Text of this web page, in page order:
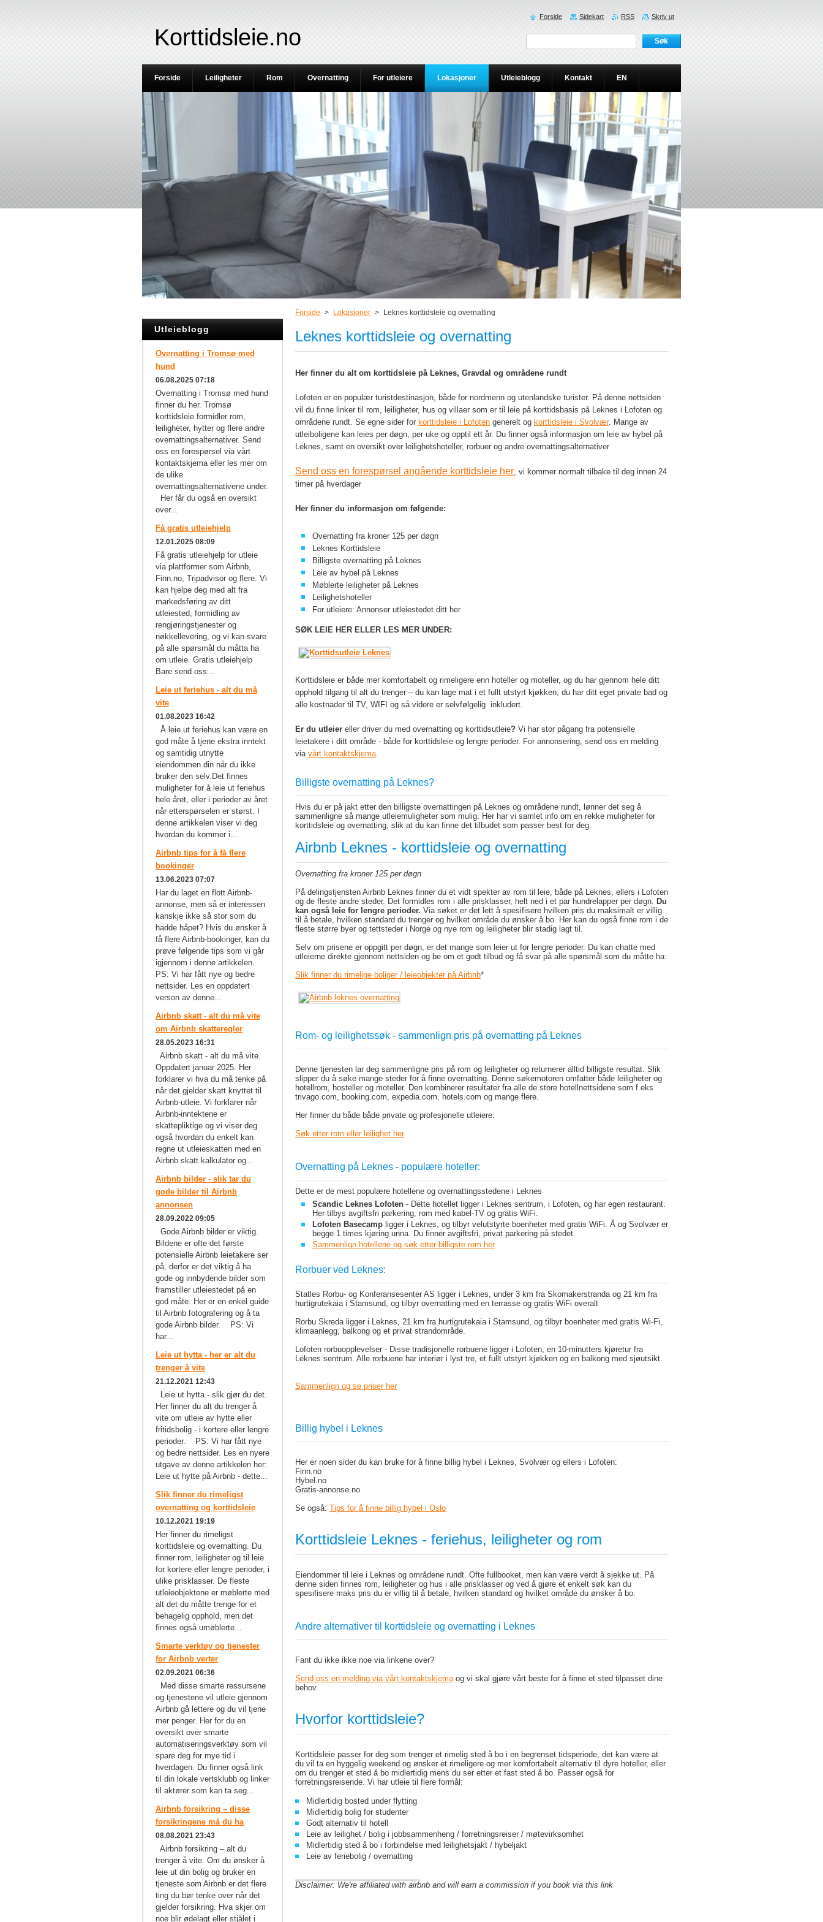
Korttidsleie.no
Forside > Lokasjoner > Leknes korttidsleie og overnatting
Leknes korttidsleie og overnatting
Her finner du alt om korttidsleie på Leknes, Gravdal og områdene rundt
Lofoten er en populær turistdestinasjon, både for nordmenn og utenlandske turister. På denne nettsiden
vil du finne linker til rom, leiligheter, hus og villaer som er til leie på korttidsbasis på Leknes i Lofoten og
områdene rundt. Se egne sider for korttidsleie i Lofoten generelt og korttidsleie i Svolvær. Mange av
utleiboligene kan leies per døgn, per uke og opptil ett år. Du finner også informasjon om leie av hybel på
Leknes, samt en oversikt over leilighetshoteller, rorbuer og andre overnattingsalternativer
Send oss en forespørsel angående korttidsleie her, vi kommer normalt tilbake til deg innen 24
timer på hverdager
Her finner du informasjon om følgende:
Overnatting fra kroner 125 per døgn
Leknes Korttidsleie
Billigste overnatting på Leknes
Leie av hybel på Leknes
Møblerte leiligheter på Leknes
Leilighetshoteller
For utleiere: Annonser utleiestedet ditt her
SØK LEIE HER ELLER LES MER UNDER:
Korttidsleie er både mer komfortabelt og rimeligere enn hoteller og moteller, og du har gjennom hele ditt
opphold tilgang til alt du trenger – du kan lage mat i et fullt utstyrt kjøkken, du har ditt eget private bad og
alle kostnader til TV, WIFI og så videre er selvfølgelig inkludert.
Er du utleier eller driver du med overnatting og korttidsutleie? Vi har stor pågang fra potensielle
leietakere i ditt område - både for korttidsleie og lengre perioder. For annonsering, send oss en melding
via vårt kontaktskjema.
Billigste overnatting på Leknes?
Hvis du er på jakt etter den billigste overnattingen på Leknes og områdene rundt, lønner det seg å
sammenligne så mange utleiemuligheter som mulig. Her har vi samlet info om en rekke muligheter for
korttidsleie og overnatting, slik at du kan finne det tilbudet som passer best for deg.
Airbnb Leknes - korttidsleie og overnatting
Overnatting fra kroner 125 per døgn
På delingstjensten Airbnb Leknes finner du et vidt spekter av rom til leie, både på Leknes, ellers i Lofoten
og de fleste andre steder. Det formidles rom i alle prisklasser, helt ned i et par hundrelapper per døgn. Du
kan også leie for lengre perioder. Via søket er det lett å spesifisere hvilken pris du maksimalt er villig
til å betale, hvilken standard du trenger og hvilket område du ønsker å bo. Her kan du også finne rom i de
fleste større byer og tettsteder i Norge og nye rom og leiligheter blir stadig lagt til.
Selv om prisene er oppgitt per døgn, er det mange som leier ut for lengre perioder. Du kan chatte med
utleierne direkte gjennom nettsiden og be om et godt tilbud og få svar på alle spørsmål som du måtte ha:
Slik finner du rimelige boliger / leieobjekter på Airbnb*
Rom- og leilighetssøk - sammenlign pris på overnatting på Leknes
Denne tjenesten lar deg sammenligne pris på rom og leiligheter og returnerer alltid billigste resultat. Slik
slipper du å søke mange steder for å finne overnatting. Denne søkemotoren omfatter både leiligheter og
hotellrom, hosteller og moteller. Den kombinerer resultater fra alle de store hotellnettsidene som f.eks
trivago.com, booking.com, expedia.com, hotels.com og mange flere.
Her finner du både både private og profesjonelle utleiere:
Søk etter rom eller leilighet her
Overnatting på Leknes - populære hoteller:
Dette er de mest populære hotellene og overnattingsstedene i Leknes
Scandic Leknes Lofoten - Dette hotellet ligger i Leknes sentrum, i Lofoten, og har egen restaurant.
Her tilbys avgiftsfri parkering, rom med kabel-TV og gratis WiFi.
Lofoten Basecamp ligger i Leknes, og tilbyr velutstyrte boenheter med gratis WiFi. Å og Svolvær er
begge 1 times kjøring unna. Du finner avgiftsfri, privat parkering på stedet.
Sammenlign hotellene og søk etter billigste rom her
Rorbuer ved Leknes:
Statles Rorbu- og Konferansesenter AS ligger i Leknes, under 3 km fra Skomakerstranda og 21 km fra
hurtigrutekaia i Stamsund, og tilbyr overnatting med en terrasse og gratis WiFi overalt
Rorbu Skreda ligger i Leknes, 21 km fra hurtigrutekaia i Stamsund, og tilbyr boenheter med gratis Wi-Fi,
klimaanlegg, balkong og et privat strandområde.
Lofoten rorbuopplevelser - Disse tradisjonelle rorbuene ligger i Lofoten, en 10-minutters kjøretur fra
Leknes sentrum. Alle rorbuene har interiør i lyst tre, et fullt utstyrt kjøkken og en balkong med sjøutsikt.
Sammenlign og se priser her
Billig hybel i Leknes
Her er noen sider du kan bruke for å finne billig hybel i Leknes, Svolvær og ellers i Lofoten:
Finn.no
Hybel.no
Gratis-annonse.no
Se også: Tips for å finne billig hybel i Oslo
Korttidsleie Leknes - feriehus, leiligheter og rom
Eiendommer til leie i Leknes og områdene rundt. Ofte fullbooket, men kan være verdt å sjekke ut. På
denne siden finnes rom, leiligheter og hus i alle prisklasser og ved å gjøre et enkelt søk kan du
spesifisere maks pris du er villig til å betale, hvilken standard og hvilket område du ønsker å bo.
Andre alternativer til korttidsleie og overnatting i Leknes
Fant du ikke ikke noe via linkene over?
Send oss en melding via vårt kontaktskjemaog vi skal gjøre vårt beste for å finne et sted tilpasset dine
behov.
Hvorfor korttidsleie?
Korttidsleie passer for deg som trenger et rimelig sted å bo i en begrenset tidsperiode, det kan være at
du vil ta en hyggelig weekend og ønsker et rimeligere og mer komfortabelt alternativ til dyre hoteller, eller
om du trenger et sted å bo midlertidig mens du ser etter et fast sted å bo. Passer også for
forretningsreisende. Vi har utleie til flere formål:
Midlertidig bosted under flytting
Midlertidig bolig for studenter
Godt alternativ til hotell
Leie av leilighet / bolig i jobbsammenheng / forretningsreiser / møtevirksomhet
Midlertidig sted å bo i forbindelse med leilighetsjakt / hybeljakt
Leie av feriebolig / overnatting
Disclaimer: We're affiliated with airbnb and will earn a commission if you book via this link
Utleieblogg
Overnatting i Tromsø med
hund
06.08.2025 07:18
Overnatting i Tromsø med hund
finner du her. Tromsø
korttidsleie formidler rom,
leiligheter, hytter og flere andre
overnattingsalternativer. Send
oss en forespørsel via vårt
kontaktskjema eller les mer om
de ulike
overnattingsalternativene under.
Her får du også en oversikt
over...
Få gratis utleiehjelp
12.01.2025 08:09
Få gratis utleiehjelp for utleie
via plattformer som Airbnb,
Finn.no, Tripadvisor og flere. Vi
kan hjelpe deg med alt fra
markedsføring av ditt
utleiested, formidling av
rengjøringstjenester og
nøkkellevering, og vi kan svare
på alle spørsmål du måtta ha
om utleie. Gratis utleiehjelp
Bare send oss...
Leie ut feriehus - alt du må
vite
01.08.2023 16:42
Å leie ut feriehus kan være en
god måte å tjene ekstra inntekt
og samtidig utnytte
eiendommen din når du ikke
bruker den selv.Det finnes
muligheter for å leie ut feriehus
hele året, eller i perioder av året
når etterspørselen er størst. I
denne artikkelen viser vi deg
hvordan du kommer i...
Airbnb tips for å få flere
bookinger
13.06.2023 07:07
Har du laget en flott Airbnb-
annonse, men så er interessen
kanskje ikke så stor som du
hadde håpet? Hvis du ønsker å
få flere Airbnb-bookinger, kan du
prøve følgende tips som vi går
igjennom i denne artikkelen.
PS: Vi har fått nye og bedre
nettsider. Les en oppdatert
verson av denne...
Airbnb skatt - alt du må vite
om Airbnb skatteregler
28.05.2023 16:31
Airbnb skatt - alt du må vite.
Oppdatert januar 2025. Her
forklarer vi hva du må tenke på
når det gjelder skatt knyttet til
Airbnb-utleie. Vi forklarer når
Airbnb-inntektene er
skattepliktige og vi viser deg
også hvordan du enkelt kan
regne ut utleieskatten med en
Airbnb skatt kalkulator og...
Airbnb bilder - slik tar du
gode bilder til Airbnb
annonsen
28.09.2022 09:05
Gode Airbnb bilder er viktig.
Bildene er ofte det første
potensielle Airbnb leietakere ser
på, derfor er det viktig å ha
gode og innbydende bilder som
framstiller utleiestedet på en
god måte. Her er en enkel guide
til Airbnb fotografering og å ta
gode Airbnb bilder. PS: Vi
har...
Leie ut hytta - her er alt du
trenger å vite
21.12.2021 12:43
Leie ut hytta - slik gjør du det.
Her finner du alt du trenger å
vite om utleie av hytte eller
fritidsbolig - i kortere eller lengre
perioder. PS: Vi har fått nye
og bedre nettsider. Les en nyere
utgave av denne artikkelen her:
Leie ut hytte på Airbnb - dette...
Slik finner du rimeligst
overnatting og korttidsleie
10.12.2021 19:19
Her finner du rimeligst
korttidsleie og overnatting. Du
finner rom, leiligheter og til leie
for kortere eller lengre perioder, i
ulike prisklasser. De fleste
utleieobjektene er møblerte med
alt det du måtte trenge for et
behagelig opphold, men det
finnes også umøblerte...
Smarte verktøy og tjenester
for Airbnb verter
02.09.2021 06:36
Med disse smarte ressursene
og tjenestene vil utleie gjennom
Airbnb gå lettere og du vil tjene
mer penger. Her for du en
oversikt over smarte
automatiseringsverktøy som vil
spare deg for mye tid i
hverdagen. Du finner også link
til din lokale vertsklubb og linker
til aktører som kan ta seg...
Airbnb forsikring – disse
forsikringene må du ha
08.08.2021 23:43
Airbnb forsikring – alt du
trenger å vite. Om du ønsker å
leie ut din bolig og bruker en
tjeneste som Airbnb er det flere
ting du bør tenke over når det
gjelder forsikring. Hva skjer om
noe blir ødelagt eller stjålet i
Forside Leiligheter Rom Overnatting For utleiere Lokasjoner Utleieblogg Kontakt EN
Forside Sidekart RSS Skriv ut